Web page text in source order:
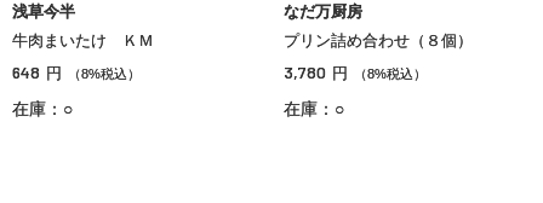
浅草今半
牛肉まいたけ ＫＭ
648 円 （8%税込）
在庫：○
なだ万厨房
プリン詰め合わせ（８個）
3,780 円 （8%税込）
在庫：○